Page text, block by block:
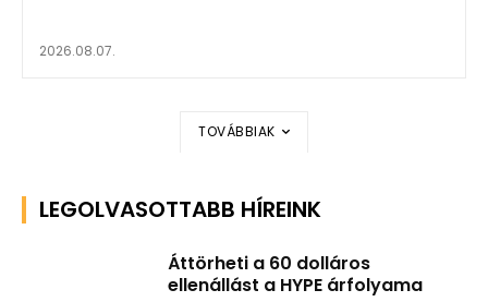
2026.08.07.
TOVÁBBIAK
LEGOLVASOTTABB HÍREINK
Áttörheti a 60 dolláros
ellenállást a HYPE árfolyama